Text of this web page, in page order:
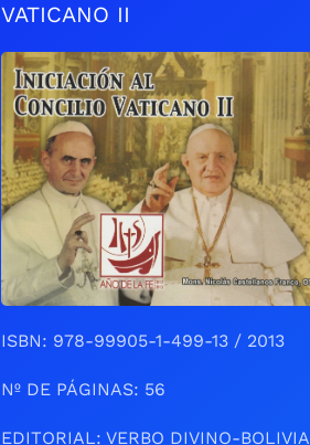
VATICANO II
ISBN: 978-99905-1-499-13 / 2013
Nº DE PÁGINAS: 56
EDITORIAL: VERBO DIVINO-BOLIVIA